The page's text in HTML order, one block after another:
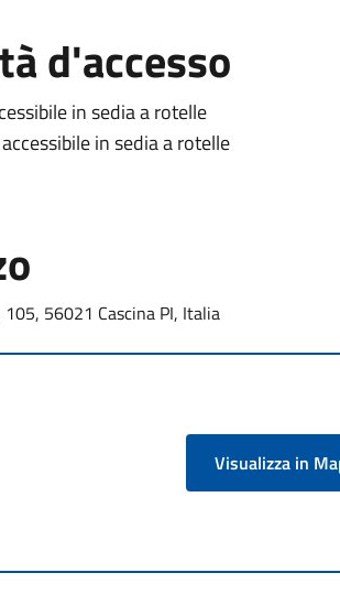
d'accesso
in sedia a rotelle
in sedia a rotelle
56021 Cascina PI, Italia
Visualizza in